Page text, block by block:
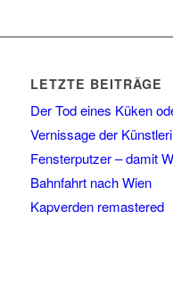
LETZTE BEITRÄGE
Der Tod eines Küken
Vernissage der
Fensterputzer – damit
Bahnfahrt nach Wien
Kapverden remastered